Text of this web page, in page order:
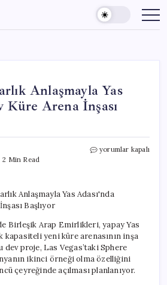
Anlaşmayla Yas
Küre Arena İnşası
2 Min Read
1,7
Yas
Adası’nda
Arena
İnşası
Başlıyor
için
yorumlar kapalı
Birleşik Arap Emirlikleri, yapay Yas
kapasiteli yeni küre arenasının inşa
dev proje, Las Vegas’taki Sphere
ikinci örneği olma özelliğini
çeyreğinde açılması planlanıyor.